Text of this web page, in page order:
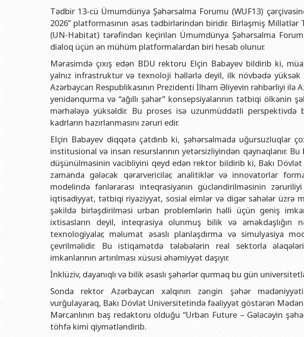
Rektorlarımız
BDU-nun məzunları
Fəxri doktorlarımız
BDU-da təhsil
BDU-da tədris olunan ixtisaslar
Universitet tarixinin ən mühüm hadisələri
İnsan resursları və hüquq şöbəsi
Sənədlər və Müraciətlərlə iş şöbəsi
Maliyyə və təminat Departamenti
Keyfiyyətin təminatı, monitorinq şöbəsi
Psixoloji Yardım Sektoru
Mədəniyyət-yaradıcılıq Mərkəzi
İdman-sağlamlıq Mərkəzi
BDU-nun Nəşr Evi
Geologiya fakültəsi
Filologiya fakültəsi
Tarix fakültəsi
Beynəlxalq münasibətlər və
Hüquq fakültəsi
Jurnalistika fakültəsi
Şərqşünasliq fakültəsi
Sosial elmlər və psixologiya
Azərbaycan
Azərbaycan
Azərbaycan
Azərbaycan
Tədbir 13-cü Ümumdünya Şəhərsalma Forumu (WUF13)
2026” platformasının əsas tədbirlərindən biridir. Birləşmiş Millətlər
(UN-Habitat) tərəfindən keçirilən Ümumdünya Şəhərsalma
dialoq üçün ən mühüm platformalardan biri hesab olunur.
Mərasimdə çıxış edən BDU rektoru Elçin Babayev bildirib ki,
yalnız infrastruktur və texnoloji həllərlə deyil, ilk növbədə yüksək
Azərbaycan Respublikasının Prezidenti İlham Əliyevin rəhbərliyi ilə
yenidənqurma və “ağıllı şəhər” konsepsiyalarının tətbiqi ölkənin
mərhələyə yüksəldir. Bu proses isə uzunmüddətli
kadrların hazırlanmasını zəruri edir.
Elçin Babayev diqqətə çatdırıb ki, şəhərsalmada uğursuzluqlar
institusional və insan resurslarının yetərsizliyindən qaynaqlanır.
düşünülməsinin vacibliyini qeyd edən rektor bildirib ki, Bakı
zamanda gələcək qərarvericilər, analitiklər və innovatorlar
modelində fənlərarası inteqrasiyanın gücləndirilməsinin
iqtisadiyyat, tətbiqi riyaziyyat, sosial elmlər və digər sahələr üzrə
şəkildə birləşdirilməsi urban problemlərin həlli üçün geniş
ixtisasların deyil, inteqrasiya olunmuş bilik və əməkdaşlığın
texnologiyalar, məlumat əsaslı planlaşdırma və simulyasiya
çevrilməlidir. Bu istiqamətdə tələbələrin real sektorla
imkanlarının artırılması xüsusi əhəmiyyət daşıyır.
İnklüziv, dayanıqlı və bilik əsaslı şəhərlər qurmaq bu gün
Sonda rektor Azərbaycan xalqının zəngin şəhər
vurğulayaraq, Bakı Dövlət Universitetində fəaliyyət göstərən
Mərcanlının baş redaktoru olduğu “Urban Future – Gələcəyin
töhfə kimi qiymətləndirib.